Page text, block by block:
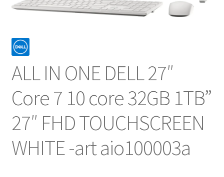
ALL IN ONE DELL 27″
Core 7 10 core 32GB 1TB”
27″ FHD TOUCHSCREEN
WHITE -art aio100003a